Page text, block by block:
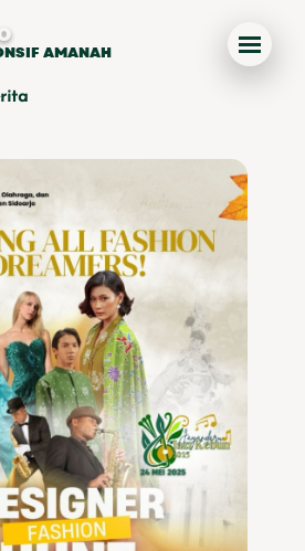
AMANAH